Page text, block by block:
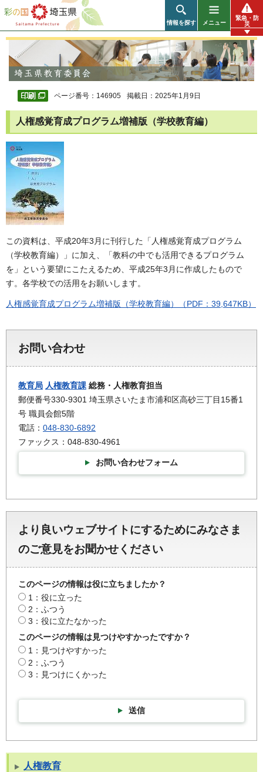
彩の国 埼玉県
情報を探す メニュー
緊急・防
災
ページ番号：146905 掲載日：2025年1月9日
人権感覚育成プログラム増補版（学校教育編）
この資料は、平成20年3月に刊行した「人権感覚育成プログラム
（学校教育編）」に加え、「教科の中でも活用できるプログラム
を」という要望にこたえるため、平成25年3月に作成したもので
す。各学校での活用をお願いします。
人権感覚育成プログラム増補版（学校教育編）（PDF：39,647KB）
お問い合わせ
教育局 人権教育課 総務・人権教育担当
郵便番号330-9301 埼玉県さいたま市浦和区高砂三丁目15番1
号 職員会館5階
電話： 048-830-6892
ファックス：048-830-4961
お問い合わせフォーム
より良いウェブサイトにするためにみなさま
のご意見をお聞かせください
このページの情報は役に立ちましたか？
1：役に立った
2：ふつう
3：役に立たなかった
このページの情報は見つけやすかったですか？
1：見つけやすかった
2：ふつう
3：見つけにくかった
送信
人権教育